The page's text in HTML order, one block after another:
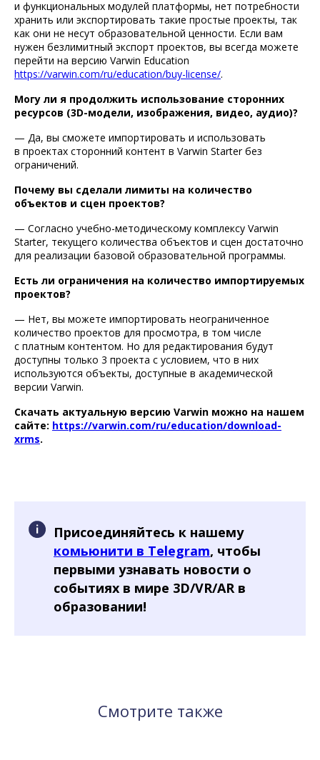
и функциональных модулей платформы, нет потребности
хранить или экспортировать такие простые проекты, так
как они не несут образовательной ценности. Если вам
нужен безлимитный экспорт проектов, вы всегда можете
перейти на версию Varwin Education
https://varwin.com/ru/education/buy-license/.
Могу ли я продолжить использование сторонних
ресурсов (3D-модели, изображения, видео, аудио)?
— Да, вы сможете импортировать и использовать
в проектах сторонний контент в Varwin Starter без
ограничений.
Почему вы сделали лимиты на количество
объектов и сцен проектов?
— Согласно учебно-методическому комплексу Varwin
Starter, текущего количества объектов и сцен достаточно
для реализации базовой образовательной программы.
Есть ли ограничения на количество импортируемых
проектов?
— Нет, вы можете импортировать неограниченное
количество проектов для просмотра, в том числе
с платным контентом. Но для редактирования будут
доступны только 3 проекта с условием, что в них
используются объекты, доступные в академической
версии Varwin.
Скачать актуальную версию Varwin можно на нашем
сайте: https://varwin.com/ru/education/download-
xrms.
Присоединяйтесь к нашему
комьюнити в Telegram, чтобы
первыми узнавать новости о
событиях в мире 3D/VR/AR в
образовании!
Смотрите также